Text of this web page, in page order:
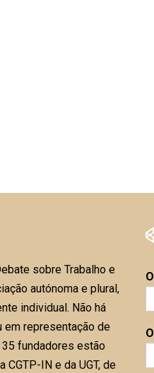
sobre Trabalho e
autónoma e plural,
individual. Não há
representação de
fundadores estão
IN e da UGT, de